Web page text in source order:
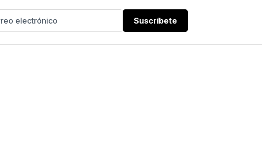
Suscríbete